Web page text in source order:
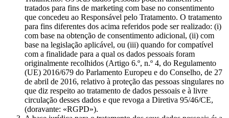
tratados para fins de marketing com base no consentimento
que concedeu ao Responsável pelo Tratamento. O tratamento
para fins diferentes dos acima referidos pode ser realizado: (i)
com base na obtenção de consentimento adicional, (ii) com
base na legislação aplicável, ou (iii) quando for compatível
com a finalidade para a qual os dados pessoais foram
originalmente recolhidos (Artigo 6.º, n.º 4, do Regulamento
(UE) 2016/679 do Parlamento Europeu e do Conselho, de 27
de abril de 2016, relativo à proteção das pessoas singulares no
que diz respeito ao tratamento de dados pessoais e à livre
circulação desses dados e que revoga a Diretiva 95/46/CE,
(doravante: «RGPD»).